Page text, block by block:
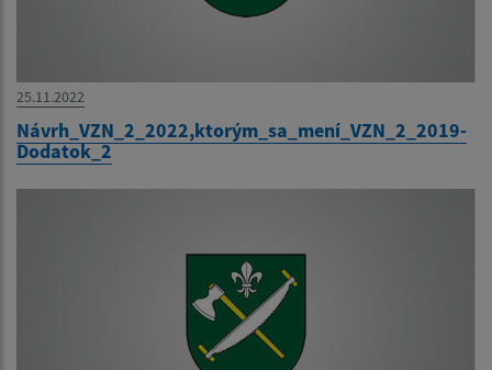
25.11.2022
Návrh_VZN_2_2022,ktorým_sa_mení_VZN_2_2019-
Dodatok_2